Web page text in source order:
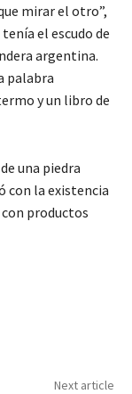
mirar el otro”,
el escudo de
argentina.
palabra
y un libro de
una piedra
con la existencia
productos
Next article